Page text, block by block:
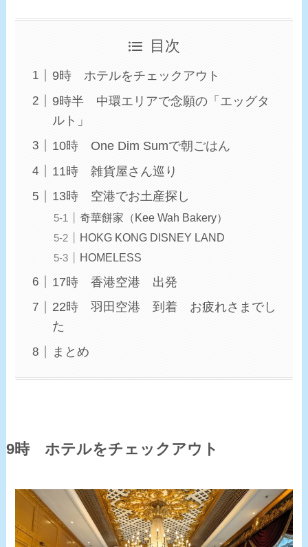
目次
9時 ホテルをチェックアウト
9時半 中環エリアで念願の「エッグタ
ルト」
10時 One Dim Sumで朝ごはん
11時 雑貨屋さん巡り
13時 空港でお土産探し
奇華餅家（Kee Wah Bakery）
HOKG KONG DISNEY LAND
HOMELESS
17時 香港空港 出発
22時 羽田空港 到着 お疲れさまでし
た
まとめ
9時 ホテルをチェックアウト